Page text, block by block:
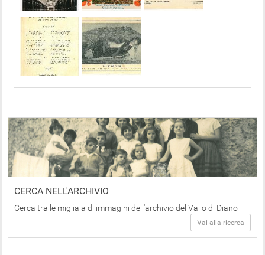
CERCA NELL'ARCHIVIO
Cerca tra le migliaia di immagini dell'archivio del Vallo di Diano
Vai alla ricerca